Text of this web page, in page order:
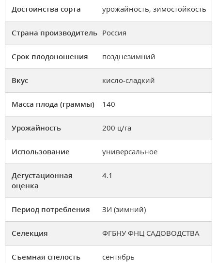
Достоинства сорта урожайность, зимостойкость
Страна производитель Россия
Срок плодоношения позднезимний
Вкус кисло-сладкий
Масса плода (граммы) 140
Урожайность 200 ц/га
Использование универсальное
Дегустационная
оценка
4.1
Период потребления ЗИ (зимний)
Селекция ФГБНУ ФНЦ САДОВОДСТВА
Съемная спелость сентябрь